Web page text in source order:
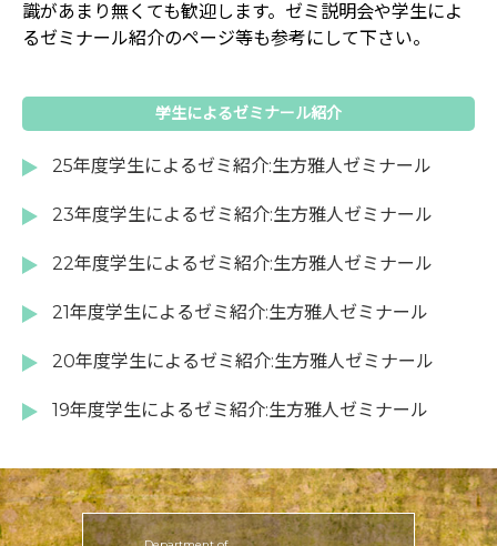
識があまり無くても歓迎します。ゼミ説明会や学生によ
るゼミナール紹介のページ等も参考にして下さい。
学生によるゼミナール紹介
25年度学生によるゼミ紹介:生方雅人ゼミナール
23年度学生によるゼミ紹介:生方雅人ゼミナール
22年度学生によるゼミ紹介:生方雅人ゼミナール
21年度学生によるゼミ紹介:生方雅人ゼミナール
20年度学生によるゼミ紹介:生方雅人ゼミナール
19年度学生によるゼミ紹介:生方雅人ゼミナール